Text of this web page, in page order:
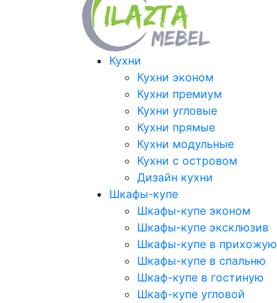
Кухни
Кухни эконом
Кухни премиум
Кухни угловые
Кухни прямые
Кухни модульные
Кухни с островом
Дизайн кухни
Шкафы-купе
Шкафы-купе эконом
Шкафы-купе эксклюзив
Шкафы-купе в прихожую
Шкафы-купе в спальню
Шкаф-купе в гостиную
Шкаф-купе угловой